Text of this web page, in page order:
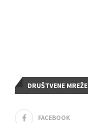
DRUŠTVENE MREŽE
FACEBOOK